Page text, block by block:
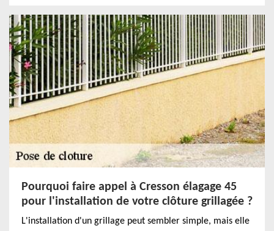
Pourquoi faire appel à Cresson élagage 45
pour l'installation de votre clôture grillagée ?
L'installation d'un grillage peut sembler simple, mais elle